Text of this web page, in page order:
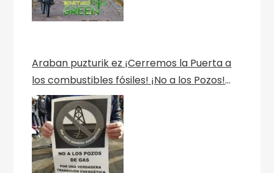
Araban puzturik ez ¡Cerremos la Puerta a
los combustibles fósiles! ¡No a los Pozos!
Por una verdadera transición ecológica
Berriztu